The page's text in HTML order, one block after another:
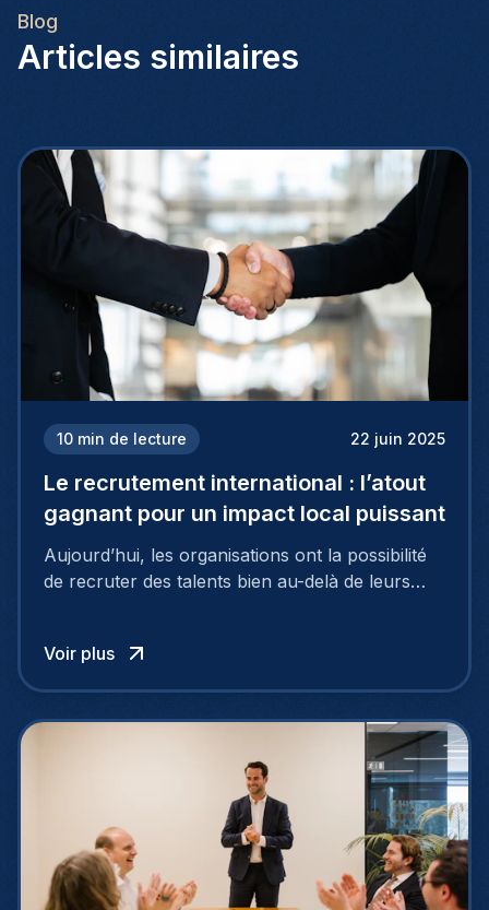
Blog
Articles similaires
10 min de lecture 22 juin 2025
Le recrutement international : l’atout
gagnant pour un impact local puissant
Aujourd’hui, les organisations ont la possibilité
de recruter des talents bien au-delà de leurs
recrutement international.
Voir plus